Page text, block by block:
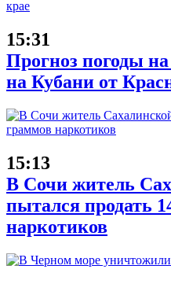
15:31
Прогноз погоды
на Кубани от
15:13
В Сочи житель
пытался продать
наркотиков